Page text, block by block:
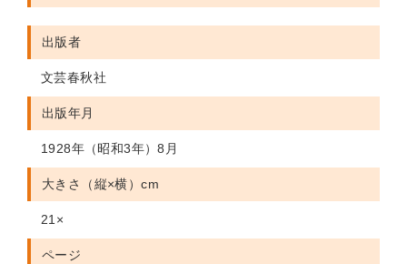
出版者
文芸春秋社
出版年月
1928年（昭和3年）8月
大きさ（縦×横）cm
21×
ページ